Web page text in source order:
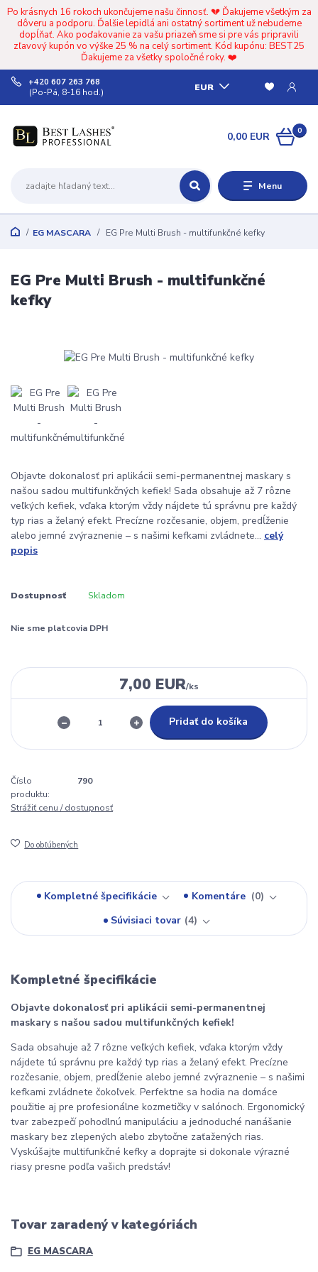
Po krásnych 16 rokoch ukončujeme našu činnosť. 💔 Ďakujeme všetkým za
dôveru a podporu. Ďalšie lepidlá ani ostatný sortiment už nebudeme
dopĺňať. Ako poďakovanie za vašu priazeň sme si pre vás pripravili
zľavový kupón vo výške 25 % na celý sortiment. Kód kupónu: BEST25
Ďakujeme za všetky spoločné roky. ❤️
Menu
EUR
+420 607 263 768
(Po-Pá, 8-16 hod.)
0
0,00 EUR
EG MASCARA EG Pre Multi Brush - multifunkčné kefky
EG Pre Multi Brush - multifunkčné
kefky
Objavte dokonalosť pri aplikácii semi-permanentnej maskary s
našou sadou multifunkčných kefiek! Sada obsahuje až 7 rôzne
veľkých kefiek, vďaka ktorým vždy nájdete tú správnu pre každý
typ rias a želaný efekt. Precízne rozčesanie, objem, predĺženie
alebo jemné zvýraznenie – s našimi kefkami zvládnete... celý
popis
Dostupnosť Skladom
Nie sme platcovia DPH
7,00 EUR/ks
Pridať do košíka
Číslo
produktu:
790
Strážiť cenu / dostupnosť
Do obľúbených
Kompletné špecifikácie Komentáre
0
Súvisiaci tovar 4
Kompletné špecifikácie
Objavte dokonalosť pri aplikácii semi-permanentnej
maskary s našou sadou multifunkčných kefiek!
Sada obsahuje až 7 rôzne veľkých kefiek, vďaka ktorým vždy
nájdete tú správnu pre každý typ rias a želaný efekt. Precízne
rozčesanie, objem, predĺženie alebo jemné zvýraznenie – s našimi
kefkami zvládnete čokoľvek. Perfektne sa hodia na domáce
použitie aj pre profesionálne kozmetičky v salónoch. Ergonomický
tvar zabezpečí pohodlnú manipuláciu a jednoduché nanášanie
maskary bez zlepených alebo zbytočne zaťažených rias.
Vyskúšajte multifunkčné kefky a doprajte si dokonale výrazné
riasy presne podľa vašich predstáv!
Tovar zaradený v kategóriách
EG MASCARA